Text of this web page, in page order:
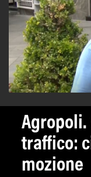
Agropoli.
traffico:
mozione